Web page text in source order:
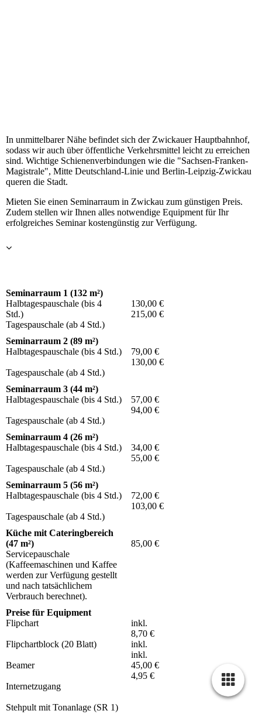
In unmittelbarer Nähe befindet sich der Zwickauer Hauptbahnhof,
sodass wir auch über öffentliche Verkehrsmittel leicht zu erreichen
sind. Wichtige Schienenverbindungen wie die "Sachsen-Franken-
Magistrale", Mitte Deutschland-Linie und Berlin-Leipzig-Zwickau
queren die Stadt.
Mieten Sie einen Seminarraum in Zwickau zum günstigen Preis.
Zudem stellen wir Ihnen alles notwendige Equipment für Ihr
erfolgreiches Seminar kostengünstig zur Verfügung.
Seminarraum 1 (132 m²)
Halbtagespauschale (bis 4
Std.)
Tagespauschale (ab 4 Std.)
130,00 €
215,00 €
Seminarraum 2 (89 m²)
Halbtagespauschale (bis 4 Std.)
Tagespauschale (ab 4 Std.)
79,00 €
130,00 €
Seminarraum 3 (44 m²)
Halbtagespauschale (bis 4 Std.)
Tagespauschale (ab 4 Std.)
57,00 €
94,00 €
Seminarraum 4 (26 m²)
Halbtagespauschale (bis 4 Std.)
Tagespauschale (ab 4 Std.)
34,00 €
55,00 €
Seminarraum 5 (56 m²)
Halbtagespauschale (bis 4 Std.)
Tagespauschale (ab 4 Std.)
72,00 €
103,00 €
Küche mit Cateringbereich
(47 m²)
Servicepauschale
(Kaffeemaschinen und Kaffee
werden zur Verfügung gestellt
und nach tatsächlichem
Verbrauch berechnet).
85,00 €
Preise für Equipment
Flipchart
Flipchartblock (20 Blatt)
Beamer
Internetzugang
Stehpult mit Tonanlage (SR 1)
inkl.
8,70 €
inkl.
inkl.
45,00 €
4,95 €